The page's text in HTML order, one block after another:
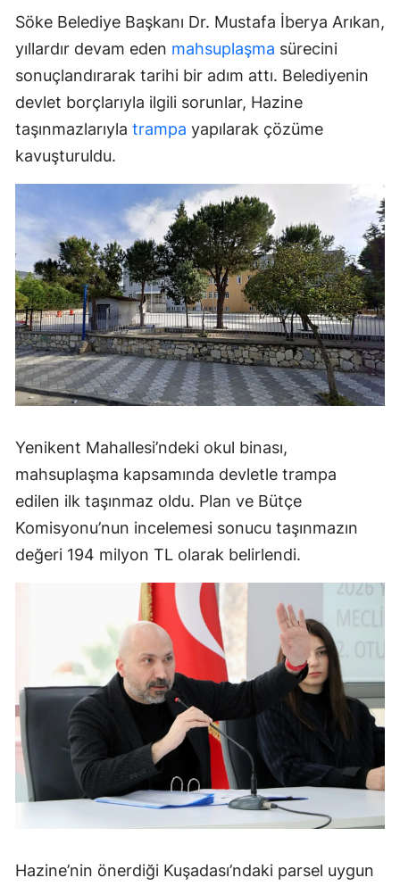
Söke Belediye Başkanı Dr. Mustafa İberya Arıkan,
yıllardır devam eden mahsuplaşma sürecini
sonuçlandırarak tarihi bir adım attı. Belediyenin
devlet borçlarıyla ilgili sorunlar, Hazine
taşınmazlarıyla trampa yapılarak çözüme
kavuşturuldu.
Yenikent Mahallesi’ndeki okul binası,
mahsuplaşma kapsamında devletle trampa
edilen ilk taşınmaz oldu. Plan ve Bütçe
Komisyonu’nun incelemesi sonucu taşınmazın
değeri 194 milyon TL olarak belirlendi.
Hazine’nin önerdiği Kuşadası’ndaki parsel uygun